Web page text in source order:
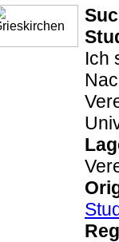
Ich